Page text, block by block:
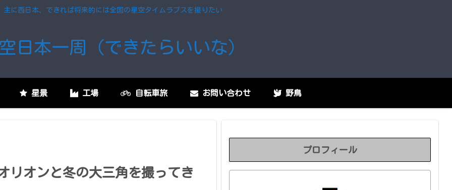
主に西日本、できれば将来的には全国の星空タイムラプスを撮りたい
日本一周（できたらいいな）
星景 工場 自転車旅 お問い合わせ 野鳥
リオンと冬の大三角を撮ってき
プロフィール